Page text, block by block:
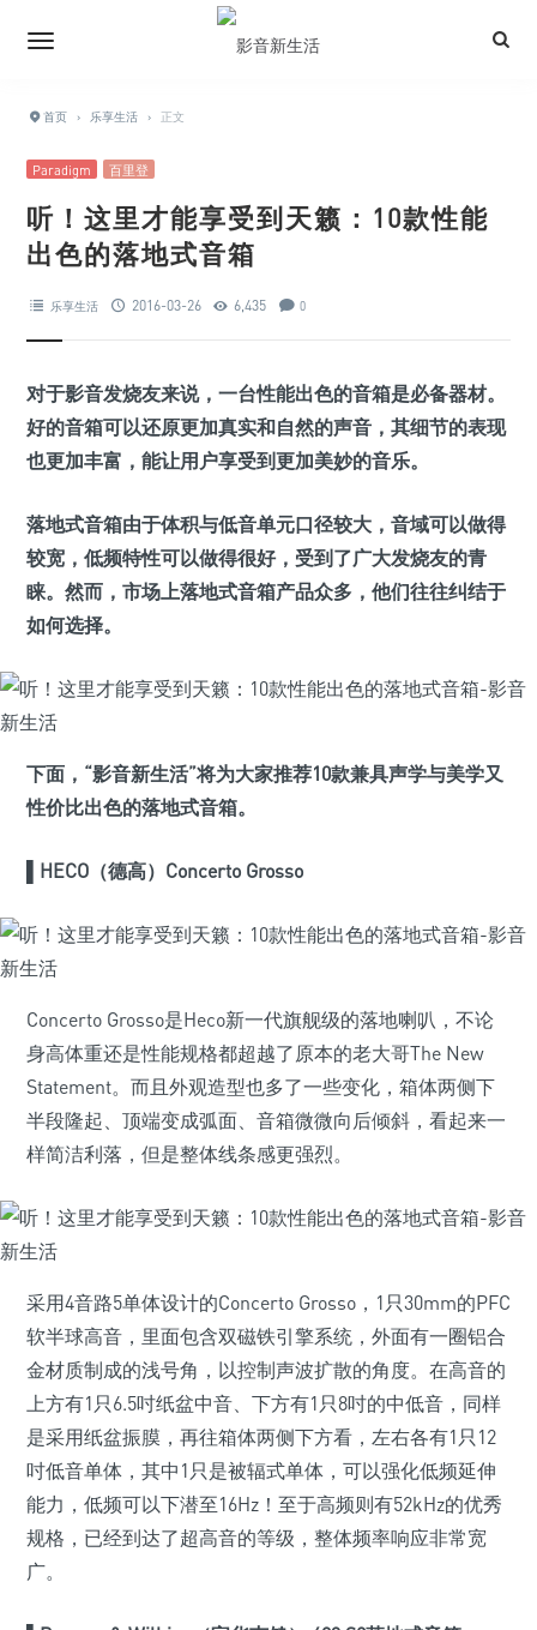
首页 › 乐享生活 › 正文
Paradigm 百里登
听！这里才能享受到天籁：10款性能
出色的落地式音箱
乐享生活 2016-03-26 6,435 0
对于影音发烧友来说，一台性能出色的音箱是必备器材。
好的音箱可以还原更加真实和自然的声音，其细节的表现
也更加丰富，能让用户享受到更加美妙的音乐。
落地式音箱由于体积与低音单元口径较大，音域可以做得
较宽，低频特性可以做得很好，受到了广大发烧友的青
睐。然而，市场上落地式音箱产品众多，他们往往纠结于
如何选择。
下面，“影音新生活”将为大家推荐10款兼具声学与美学又
性价比出色的落地式音箱。
HECO（德高）Concerto Grosso
Concerto Grosso是Heco新一代旗舰级的落地喇叭，不论
身高体重还是性能规格都超越了原本的老大哥The New
Statement。而且外观造型也多了一些变化，箱体两侧下
半段隆起、顶端变成弧面、音箱微微向后倾斜，看起来一
样简洁利落，但是整体线条感更强烈。
采用4音路5单体设计的Concerto Grosso，1只30mm的PFC
软半球高音，里面包含双磁铁引擎系统，外面有一圈铝合
金材质制成的浅号角，以控制声波扩散的角度。在高音的
上方有1只6.5吋纸盆中音、下方有1只8吋的中低音，同样
是采用纸盆振膜，再往箱体两侧下方看，左右各有1只12
吋低音单体，其中1只是被辐式单体，可以强化低频延伸
能力，低频可以下潜至16Hz！至于高频则有52kHz的优秀
规格，已经到达了超高音的等级，整体频率响应非常宽
广。